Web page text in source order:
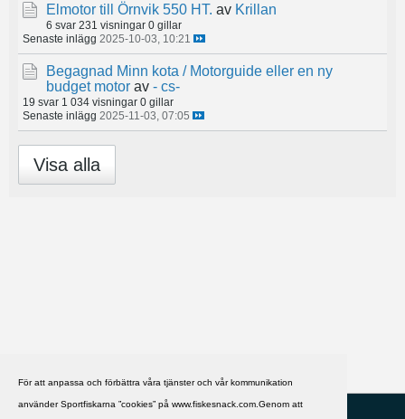
För att anpassa och förbättra våra tjänster och vår kommunikation
använder Sportfiskarna ”cookies” på www.fiskesnack.com.Genom att
Elmotor till Örnvik 550 HT. av Krillan
6 svar 231 visningar 0 gillar
Senaste inlägg 2025-10-03, 10:21
Begagnad Minn kota / Motorguide eller en ny
budget motor av - cs-
19 svar 1 034 visningar 0 gillar
Senaste inlägg 2025-11-03, 07:05
Visa alla
HJÄLP